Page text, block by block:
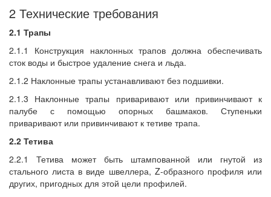
2 Технические требования
2.1 Трапы
2.1.1 Конструкция наклонных трапов должна обеспечивать
сток воды и быстрое удаление снега и льда.
2.1.2 Наклонные трапы устанавливают без подшивки.
2.1.3 Наклонные трапы приваривают или привинчивают к
палубе с помощью опорных башмаков. Ступеньки
приваривают или привинчивают к тетиве трапа.
2.2 Тетива
2.2.1 Тетива может быть штампованной или гнутой из
стального листа в виде швеллера, Z-образного профиля или
других, пригодных для этой цели профилей.